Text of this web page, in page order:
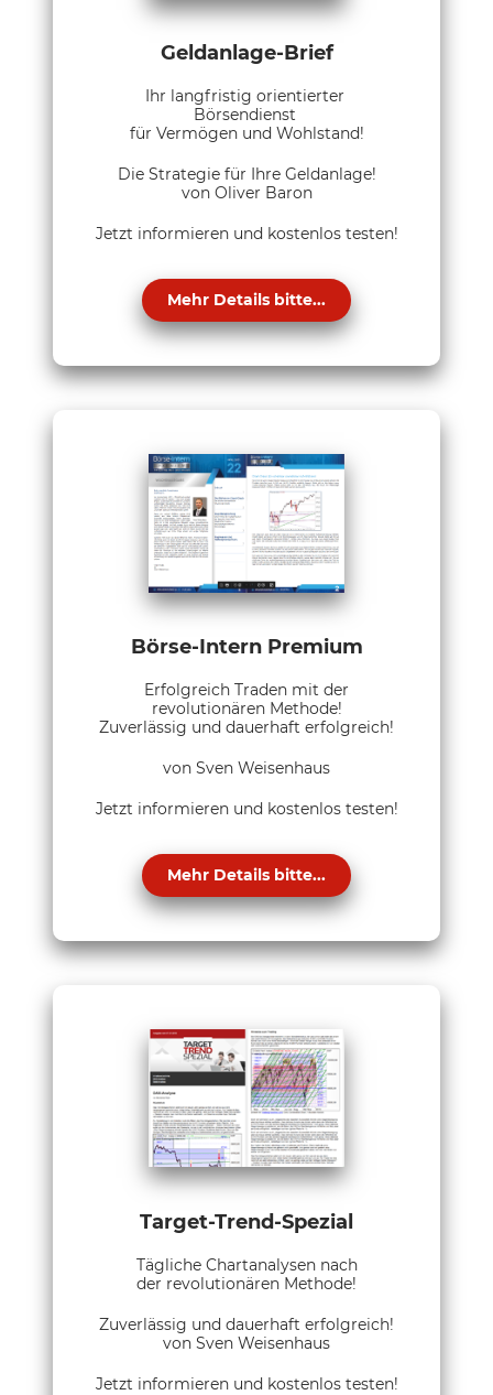
Geldanlage-Brief
Ihr langfristig orientierter
Börsendienst
für Vermögen und Wohlstand!
Die Strategie für Ihre Geldanlage!
von Oliver Baron
Jetzt informieren und kostenlos testen!
Mehr Details bitte...
Börse-Intern Premium
Erfolgreich Traden mit der
revolutionären Methode!
Zuverlässig und dauerhaft erfolgreich!
von Sven Weisenhaus
Jetzt informieren und kostenlos testen!
Mehr Details bitte...
Target-Trend-Spezial
Tägliche Chartanalysen nach
der revolutionären Methode!
Zuverlässig und dauerhaft erfolgreich!
von Sven Weisenhaus
Jetzt informieren und kostenlos testen!